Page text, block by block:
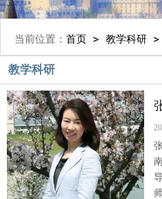
当前位置： 首页 教学科研
教学科研